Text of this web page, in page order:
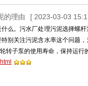
的理由 [ 2023-03-03
么。污水厂处理污泥选择螺
特别关注污泥含水率这个问题
转子泵的使用寿命，保持运行